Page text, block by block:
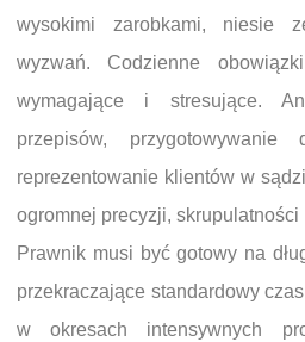
wysokimi zarobkami, niesie
wyzwań. Codzienne
wymagające i stresujące.
przepisów, przygotowywanie
reprezentowanie klientów w
ogromnej precyzji,
Prawnik musi być gotowy na
przekraczające standardowy
w okresach intensywnych